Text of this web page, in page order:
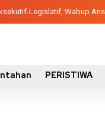
Eksekutif-Legislatif,
Pembangunan
PERISTIWA